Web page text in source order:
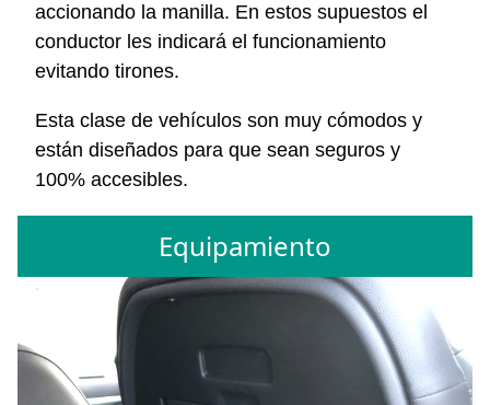
accionando la manilla. En estos supuestos el
conductor les indicará el funcionamiento
evitando tirones.
Esta clase de vehículos son muy cómodos y
están diseñados para que sean seguros y
100% accesibles.
Equipamiento